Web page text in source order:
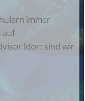
immer
auf
(dort sind wir